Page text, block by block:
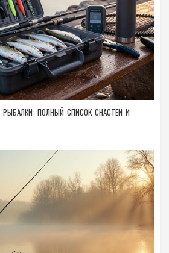
ПОЛНЫЙ СПИСОК СНАСТЕЙ И